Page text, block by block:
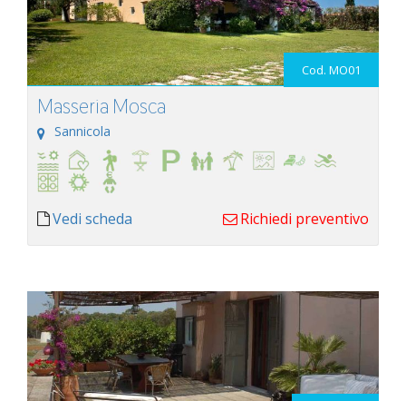
Cod. MO01
Masseria Mosca
Sannicola
Vedi scheda Richiedi preventivo